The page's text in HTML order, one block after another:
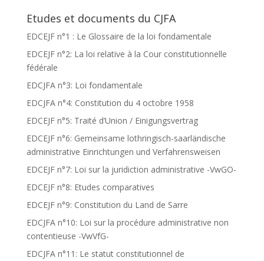
Etudes et documents du CJFA
EDCEJF n°1 : Le Glossaire de la loi fondamentale
EDCEJF n°2: La loi relative à la Cour constitutionnelle
fédérale
EDCJFA n°3: Loi fondamentale
EDCJFA n°4: Constitution du 4 octobre 1958
EDCEJF n°5: Traité d’Union / Einigungsvertrag
EDCEJF n°6: Gemeinsame lothringisch-saarländische
administrative Einrichtungen und Verfahrensweisen
EDCEJF n°7: Loi sur la juridiction administrative -VwGO-
EDCEJF n°8: Etudes comparatives
EDCEJF n°9: Constitution du Land de Sarre
EDCJFA n°10: Loi sur la procédure administrative non
contentieuse -VwVfG-
EDCJFA n°11: Le statut constitutionnel de